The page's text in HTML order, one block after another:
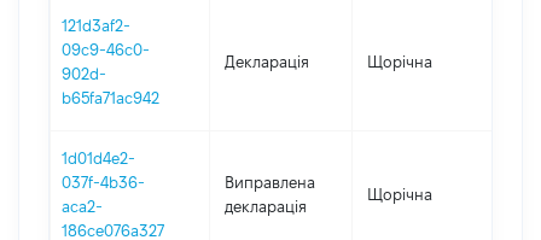
121d3af2-
09c9-46c0-
902d-
b65fa71ac942
Декларація Щорічна
1d01d4e2-
037f-4b36-
aca2-
186ce076a327
Виправлена
декларація
Щорічна